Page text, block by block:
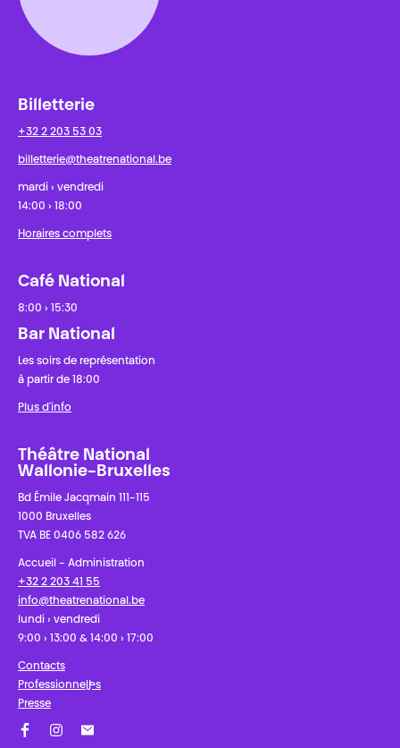
Billetterie
+32 2 203 53 03
billetterie@theatrenational.be
mardi › vendredi
14:00 › 18:00
Horaires complets
Café National
8:00 › 15:30
Bar National
Les soirs de représentation
à partir de 18:00
Plus d'info
Théâtre National
Wallonie-Bruxelles
Bd Émile Jacqmain 111-115
1000 Bruxelles
TVA BE 0406 582 626
Accueil - Administration
+32 2 203 41 55
info@theatrenational.be
lundi › vendredi
9:00 › 13:00 & 14:00 › 17:00
Contacts
Professionnel·les
Presse